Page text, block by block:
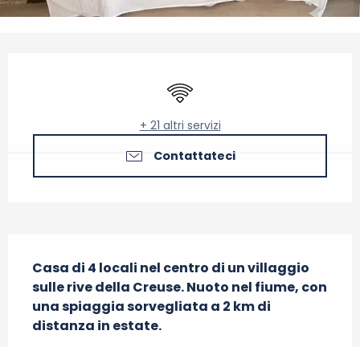
Wi-Fi
+ 21 altri servizi
Contattateci
Casa di 4 locali nel centro di un villaggio
sulle rive della Creuse. Nuoto nel fiume, con
una spiaggia sorvegliata a 2 km di
distanza in estate.